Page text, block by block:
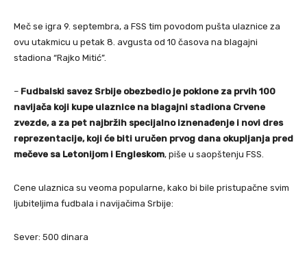
Meč se igra 9. septembra, a FSS tim povodom pušta ulaznice za
ovu utakmicu u petak 8. avgusta od 10 časova na blagajni
stadiona “Rajko Mitić”.
– Fudbalski savez Srbije obezbedio je poklone za prvih 100
navijača koji kupe ulaznice na blagajni stadiona Crvene
zvezde, a za pet najbržih specijalno iznenađenje i novi dres
reprezentacije, koji će biti uručen prvog dana okupljanja pred
mečeve sa Letonijom i Engleskom, piše u saopštenju FSS.
Cene ulaznica su veoma popularne, kako bi bile pristupačne svim
ljubiteljima fudbala i navijačima Srbije:
Sever: 500 dinara